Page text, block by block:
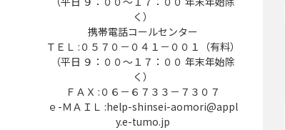
く）
携帯電話コールセンター
ＴＥＬ :０５７０－０４１－００１（有料）
（平日 ９：００～１７：００ 年末年始除
く）
ＦＡＸ :０６－６７３３－７３０７
ｅ-ＭＡＩＬ :help-shinsei-aomori@appl
y.e-tumo.jp